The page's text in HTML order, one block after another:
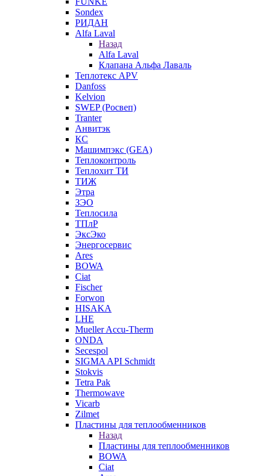
Sondex
РИДАН
Alfa Laval
Назад
Alfa Laval
Клапана Альфа Лаваль
Теплотекс APV
Danfoss
Kelvion
SWEP (Росвеп)
Tranter
Анвитэк
КС
Машимпэкс (GEA)
Теплоконтроль
Теплохит ТИ
ТИЖ
Этра
ЗЭО
Теплосила
ТПлР
ЭксЭко
Энергосервис
Ares
BOWA
Ciat
Fischer
Forwon
HISAKA
LHE
Mueller Accu-Therm
ONDA
Secespol
SIGMA API Schmidt
Stokvis
Tetra Pak
Thermowave
Vicarb
Zilmet
Пластины для теплообменников
Назад
Пластины для теплообменников
BOWA
Ciat